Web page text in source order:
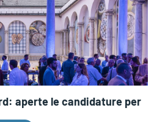
aperte le candidature per